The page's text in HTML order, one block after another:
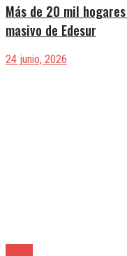
Más de 20 mil
masivo de Edesur
24 junio, 2026